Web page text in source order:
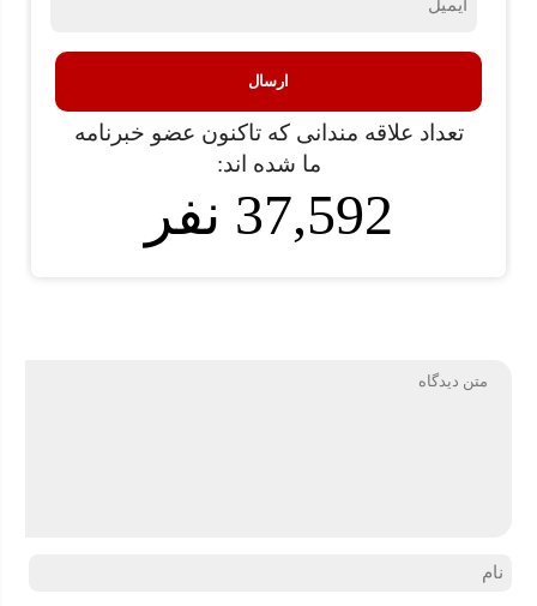
تعداد علاقه مندانی که تاکنون عضو خبرنامه
ما شده اند:
37,592 نفر